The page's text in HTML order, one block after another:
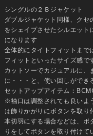
シングルの２Ｂジャケット
ダブルジャケット同様、クセ
をシェイプさせたシルエット
になります
全体的にタイトフィットまで
フィットといったサイズ感で
カットソーでカジュアルに、
に・・・と、使い回しができ
セットアップアイテム：
※袖口は調整されても良いよ
は飾りかがりにボタンを取り
本切羽にする場合などは、ボ
りをしてボタンを取り付けて